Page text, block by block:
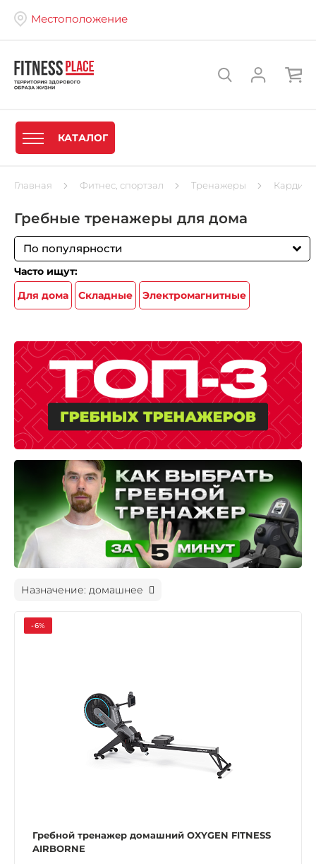
Местоположение
КАТАЛОГ
Главная Фитнес, спортзал Тренажеры
Гребные тренажеры для дома
По популярности
Часто ищут:
Для дома
Складные Электромагнитные
Назначение: домашнее
-6%
Гребной тренажер домашний OXYGEN FITNESS
AIRBORNE